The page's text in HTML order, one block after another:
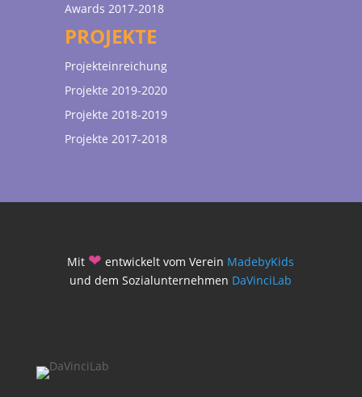
Awards 2017-2018
PROJEKTE
Projekteinreichung
Projekte 2019-2020
Projekte 2018-2019
Projekte 2017-2018
Mit ❤ entwickelt vom Verein MadebyKids
und dem Sozialunternehmen DaVinciLab